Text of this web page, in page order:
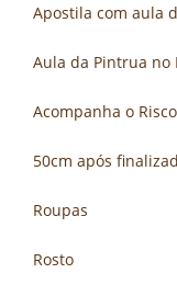
Apostila com aula
Aula da Pintrua no
Acompanha o
50cm após
Roupas
Rosto